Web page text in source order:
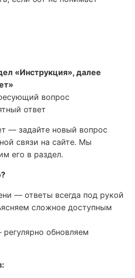
«Инструкция», далее
вопрос
ответ
— задайте новый вопрос
связи на сайте. Мы
его в раздел.
— ответы всегда под рукой
сложное доступным
обновляем